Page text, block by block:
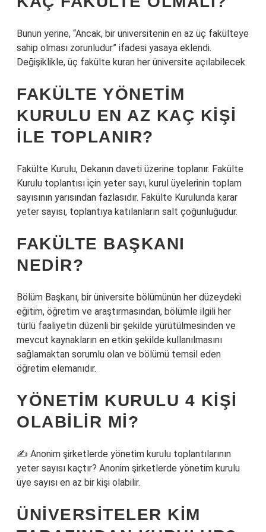
Bunun yerine, “Ancak, bir üniversitenin en az üç fakülteye
sahip olması zorunludur” ifadesi yasaya eklendi.
Değişiklikle, üç fakülte kuran her üniversite açılabilecek.
FAKÜLTE YÖNETIM
KURULU EN AZ KAÇ KIŞI
ILE TOPLANIR?
Fakülte Kurulu, Dekanın daveti üzerine toplanır. Fakülte
Kurulu toplantısı için yeter sayı, kurul üyelerinin toplam
sayısının yarısından fazlasıdır. Fakülte Kurulunda karar
yeter sayısı, toplantıya katılanların salt çoğunluğudur.
FAKÜLTE BAŞKANI
NEDIR?
Bölüm Başkanı, bir üniversite bölümünün her düzeydeki
eğitim, öğretim ve araştırmasından, bölümle ilgili her
türlü faaliyetin düzenli bir şekilde yürütülmesinden ve
mevcut kaynakların en etkin şekilde kullanılmasını
sağlamaktan sorumlu olan ve bölümü temsil eden
öğretim elemanıdır.
YÖNETIM KURULU 4 KIŞI
OLABILIR MI?
✍ Anonim şirketlerde yönetim kurulu toplantılarının
yeter sayısı kaçtır? Anonim şirketlerde yönetim kurulu
üye sayısı en az bir kişi olabilir.
ÜNIVERSITELER KIM